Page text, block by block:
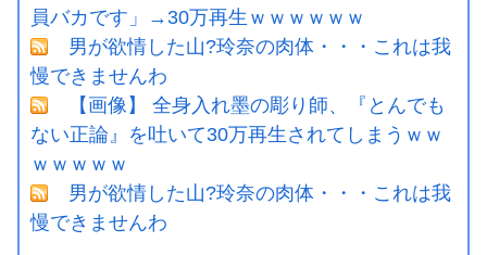
員バカです」→30万再生ｗｗｗｗｗｗ
男が欲情した山?玲奈の肉体・・・これは我
慢できませんわ
【画像】 全身入れ墨の彫り師、『とんでも
ない正論』を吐いて30万再生されてしまうｗｗ
ｗｗｗｗｗ
男が欲情した山?玲奈の肉体・・・これは我
慢できませんわ